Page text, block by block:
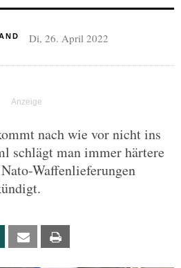
Di, 26. April 2022
nach wie vor nicht ins
schlägt man immer härtere
Waffenlieferungen
Xing Email